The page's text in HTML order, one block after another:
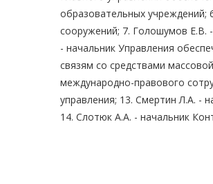
образовательных учреждений;
сооружений; 7. Голошумов Е.В.
- начальник Управления
связям со средствами
международно-правового
управления; 13. Смертин Л.А. -
14. Слотюк А.А. - начальник